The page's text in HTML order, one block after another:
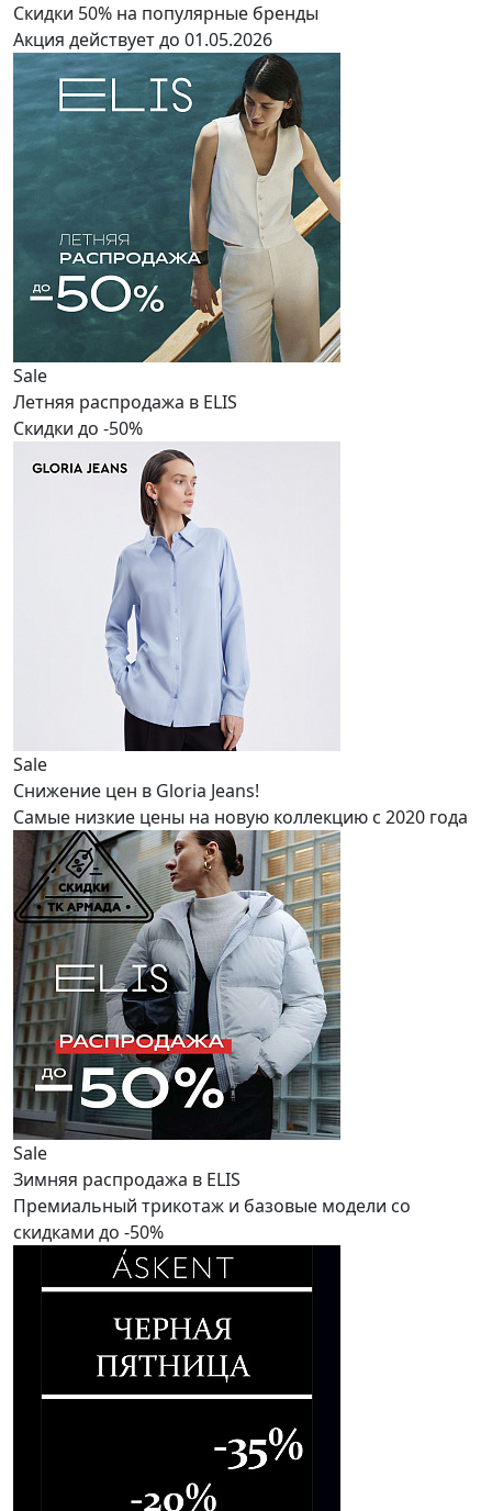
Скидки 50% на популярные бренды
Акция действует до 01.05.2026
Sale
Летняя распродажа в ELIS
Скидки до -50%
Sale
Снижение цен в Gloria Jeans!
Самые низкие цены на новую коллекцию с 2020 года
Sale
Зимняя распродажа в ELIS
Премиальный трикотаж и базовые модели со
скидками до -50%